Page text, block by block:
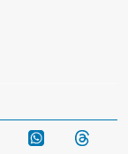
Telegram WhatsApp